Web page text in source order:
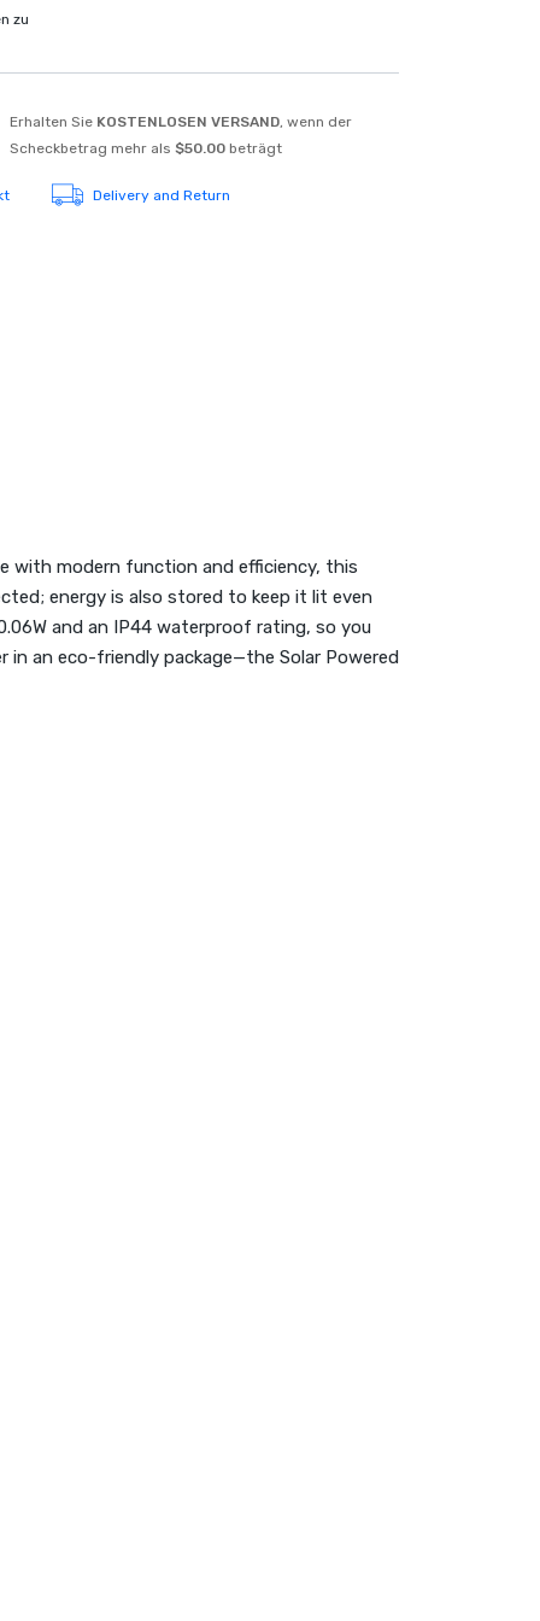
zu
Erhalten Sie KOSTENLOSEN VERSAND , wenn der
Scheckbetrag mehr als $50.00 beträgt
Delivery and Return
with modern function and efficiency, this
energy is also stored to keep it lit even
and an IP44 waterproof rating, so you
an eco-friendly package—the Solar Powered